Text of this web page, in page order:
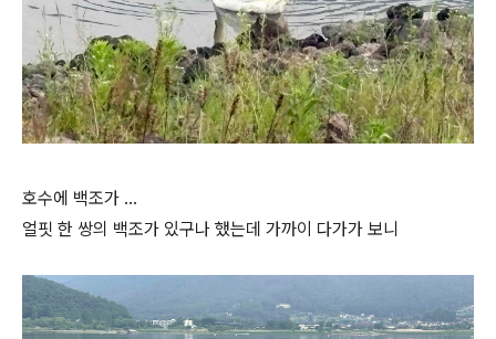
호수에 백조가 …
얼핏 한 쌍의 백조가 있구나 했는데 가까이 다가가 보니